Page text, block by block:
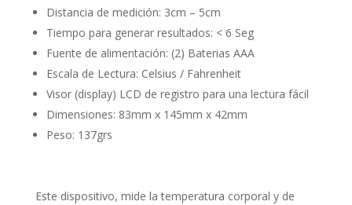
Distancia de medición: 3cm – 5cm
Tiempo para generar resultados: < 6 Seg
Fuente de alimentación: (2) Baterias AAA
Escala de Lectura: Celsius / Fahrenheit
Visor (display) LCD de registro para una lectura fácil
Dimensiones: 83mm x 145mm x 42mm
Peso: 137grs
Este dispositivo, mide la temperatura corporal y de